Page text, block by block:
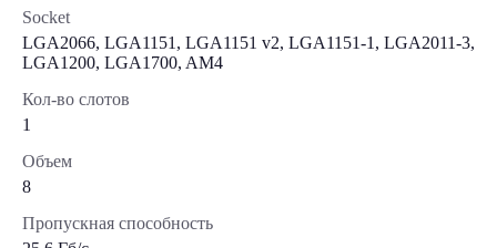
Socket
LGA2066, LGA1151, LGA1151 v2, LGA1151-1, LGA2011-3,
LGA1200, LGA1700, AM4
Кол-во слотов
1
Объем
8
Пропускная способность